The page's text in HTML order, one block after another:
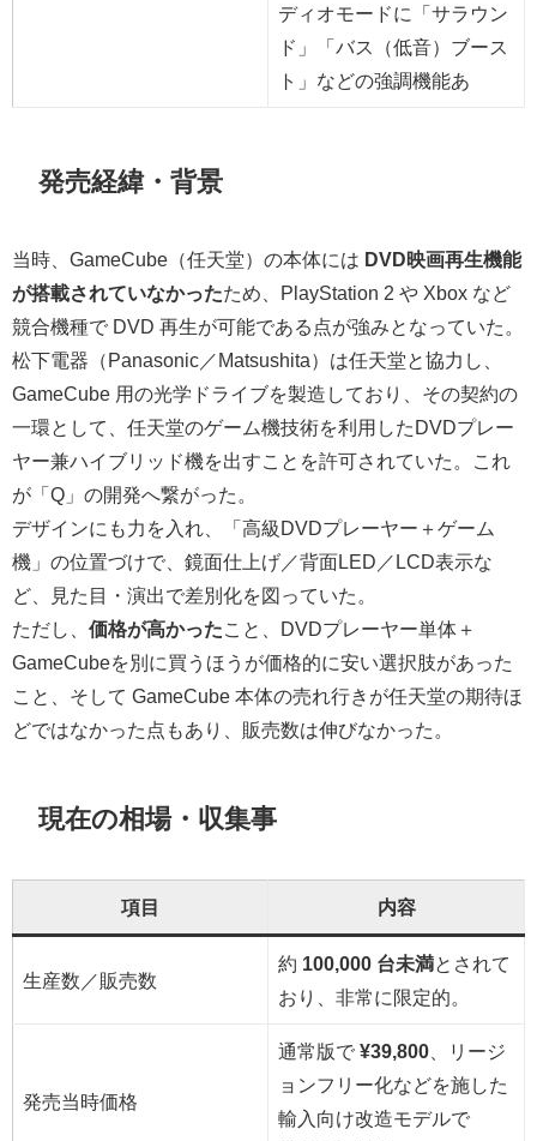
ディオモードに「サラウン
ド」「バス（低音）ブース
ト」などの強調機能あ
発売経緯・背景
当時、GameCube（任天堂）の本体には DVD映画再生機能
が搭載されていなかったため、PlayStation 2 や Xbox など
競合機種で DVD 再生が可能である点が強みとなっていた。
松下電器（Panasonic／Matsushita）は任天堂と協力し、
GameCube 用の光学ドライブを製造しており、その契約の
一環として、任天堂のゲーム機技術を利用したDVDプレー
ヤー兼ハイブリッド機を出すことを許可されていた。これ
が「Q」の開発へ繋がった。
デザインにも力を入れ、「高級DVDプレーヤー＋ゲーム
機」の位置づけで、鏡面仕上げ／背面LED／LCD表示な
ど、見た目・演出で差別化を図っていた。
ただし、 価格が高かった こと、DVDプレーヤー単体＋
GameCubeを別に買うほうが価格的に安い選択肢があった
こと、そして GameCube 本体の売れ行きが任天堂の期待ほ
どではなかった点もあり、販売数は伸びなかった。
現在の相場・収集事
項目 内容
生産数／販売数
約 100,000 台未満とされて
おり、非常に限定的。
発売当時価格
通常版で ¥39,800 、リージ
ョンフリー化などを施した
輸入向け改造モデルで